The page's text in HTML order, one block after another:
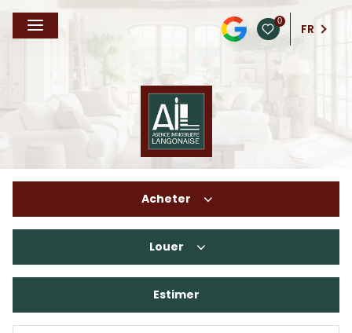
0
FR
Acheter
De l'immo pro
Louer
En saisonnier
Estimer